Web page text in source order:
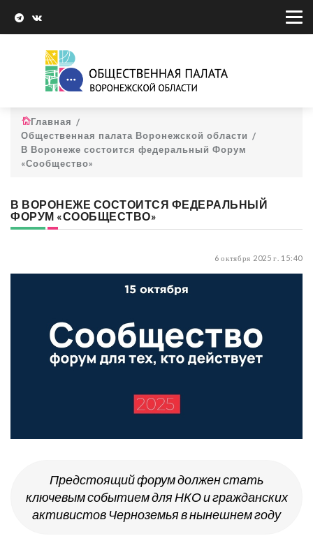
Главная
Общественная палата Воронежской области
В Воронеже состоится федеральный Форум
«Сообщество»
В ВОРОНЕЖЕ СОСТОИТСЯ ФЕДЕРАЛЬНЫЙ
ФОРУМ «СООБЩЕСТВО»
6 октября 2025 г. 15:40
Предстоящий форум должен стать
ключевым событием для НКО и гражданских
активистов Черноземья в нынешнем году